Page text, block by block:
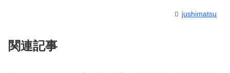
jushimatsu
関連記事